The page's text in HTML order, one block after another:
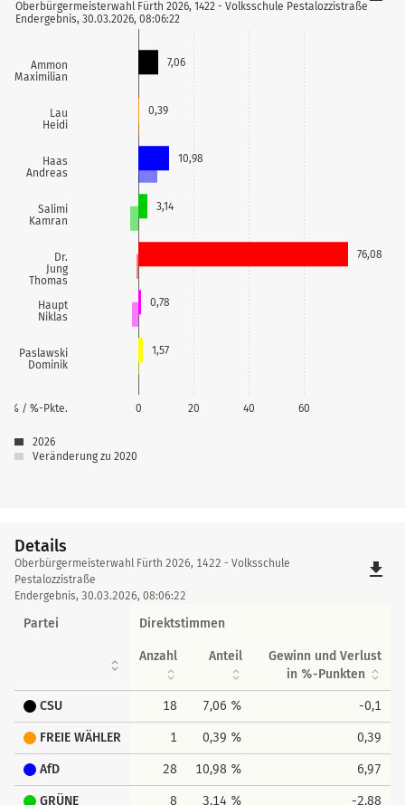
Ammon
Maximilian
Lau
Heidi
Haas
Andreas
Salimi
Kamran
Dr.
Jung
Thomas
Haupt
Niklas
Paslawski
Dominik
0 20 40 60
% / %-Pkte.
7,06
0,39
10,98
3,14
76,08
0,78
1,57
Oberbürgermeisterwahl Fürth 2026, 1422 - Volksschule Pestalozzistraße
Endergebnis, 30.03.2026, 08:06:22
2026
Veränderung zu 2020
Details
Details
Oberbürgermeisterwahl Fürth 2026, 1422 - Volksschule
Pestalozzistraße
Endergebnis, 30.03.2026, 08:06:22
file_download
Partei Direktstimmen
Anzahl Anteil
Gewinn und Verlust
in %-Punkten
CSU 18 7,06 % -0,1
FREIE WÄHLER 1 0,39 % 0,39
AfD 28 10,98 % 6,97
GRÜNE 8 3,14 % -2,88